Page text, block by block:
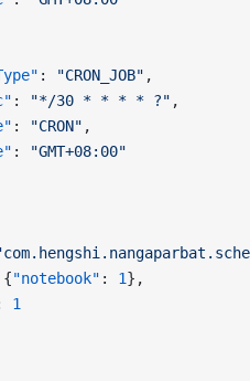
: "CRON_JOB" ,
: "*/30 * * * * ?" ,
: "CRON" ,
:
"GMT+08:00"
{"notebook" : 1},
1